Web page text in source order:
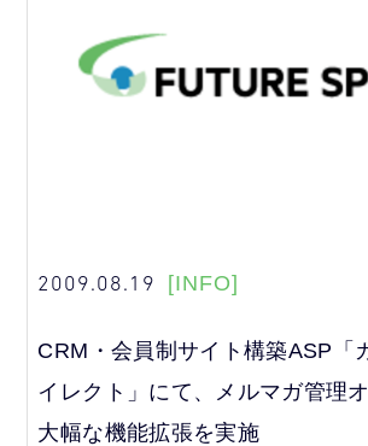
2009.08.19 [INFO]
CRM・会員制サイト構築ASP「
イレクト」にて、メルマガ管理
大幅な機能拡張を実施